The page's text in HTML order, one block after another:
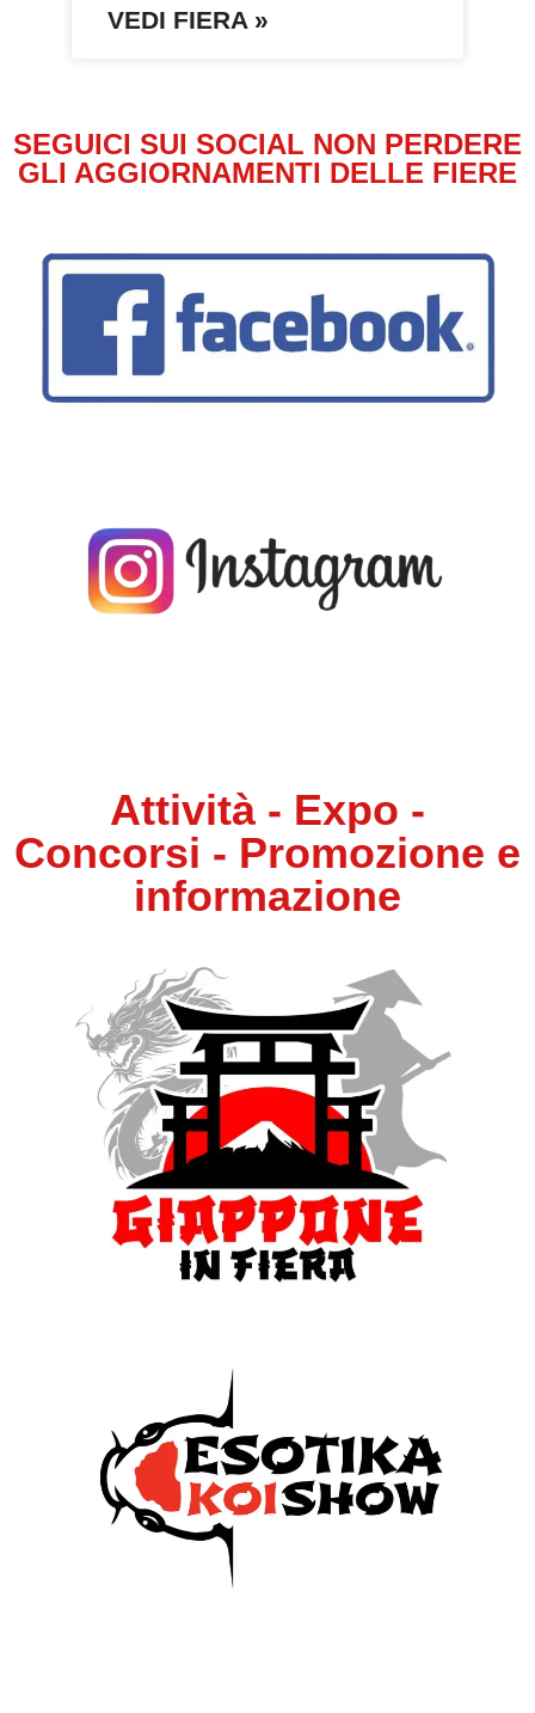
VEDI FIERA »
SEGUICI SUI SOCIAL NON PERDERE
GLI AGGIORNAMENTI DELLE FIERE
Attività - Expo -
Concorsi - Promozione e
informazione